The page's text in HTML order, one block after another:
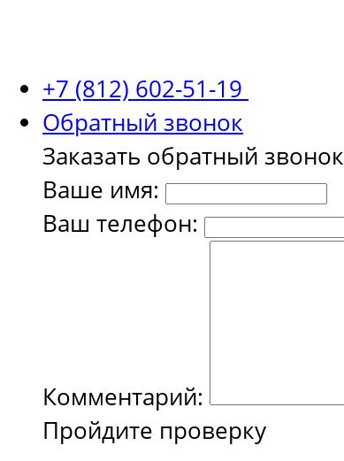
+7 (812) 602-51-19
Обратный звонок
Заказать обратный звонок
Ваше имя:
Ваш телефон:
Комментарий:
Пройдите проверку